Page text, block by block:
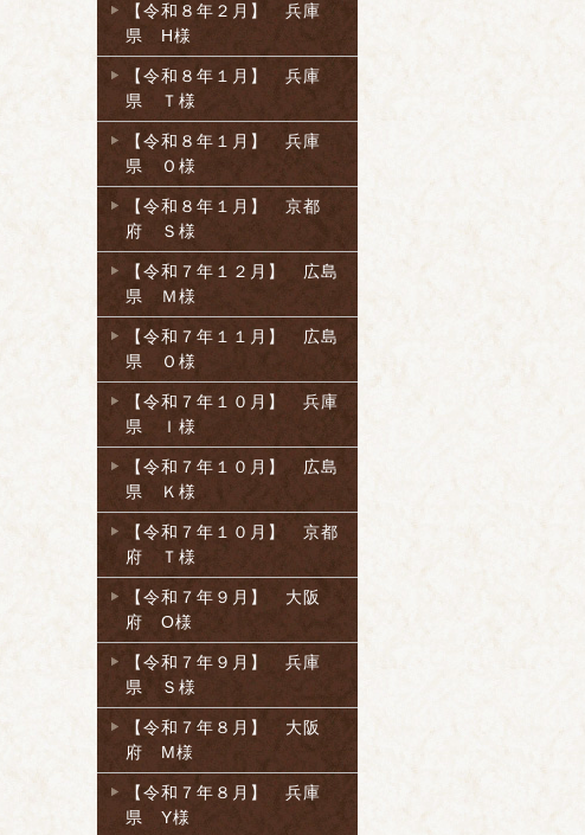
【令和８年２月】 兵庫
県 H様
【令和８年１月】 兵庫
県 Ｔ様
【令和８年１月】 兵庫
県 Ｏ様
【令和８年１月】 京都
府 Ｓ様
【令和７年１２月】 広島
県 Ｍ様
【令和７年１１月】 広島
県 Ｏ様
【令和７年１０月】 兵庫
県 Ｉ様
【令和７年１０月】 広島
県 Ｋ様
【令和７年１０月】 京都
府 Ｔ様
【令和７年９月】 大阪
府 O様
【令和７年９月】 兵庫
県 Ｓ様
【令和７年８月】 大阪
府 M様
【令和７年８月】 兵庫
県 Y様